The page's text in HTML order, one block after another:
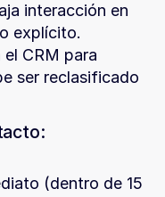
interacción en
explícito.
CRM para
ser reclasificado
(dentro de 15